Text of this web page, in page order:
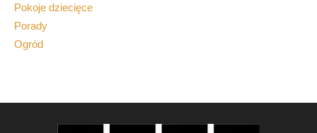
Pokoje dziecięce
Porady
Ogród